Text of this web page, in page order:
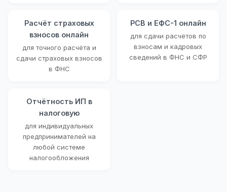
Расчёт страховых
взносов онлайн
для точного расчёта и
сдачи страховых взносов
в ФНС
РСВ и ЕФС-1 онлайн
для сдачи расчётов по
взносам и кадровых
сведений в ФНС и СФР
Отчётность ИП в
налоговую
для индивидуальных
предпринимателей на
любой системе
налогообложения